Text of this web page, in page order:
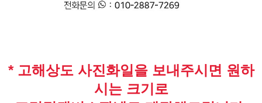
* 고해상도 사진화일을 보내주시면 원하
시는 크기로